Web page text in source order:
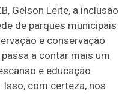
Gelson Leite, a inclusão
de parques municipais
e conservação
a contar mais um
e educação
com certeza, nos